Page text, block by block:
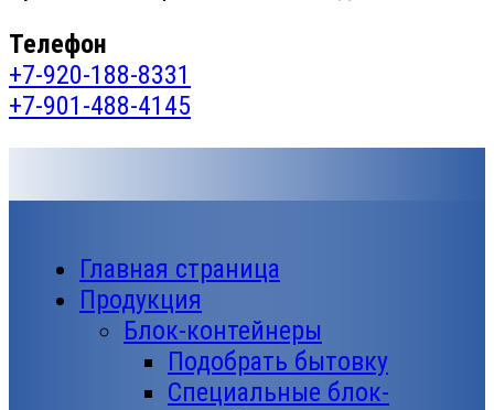
Телефон
+7-920-188-8331
+7-901-488-4145
Главная страница
Продукция
Блок-контейнеры
Подобрать бытовку
Специальные блок-